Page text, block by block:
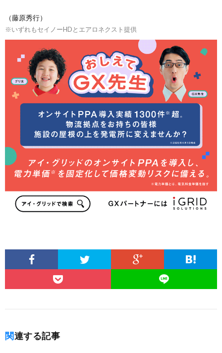
（藤原秀行）
※いずれもセイノーHDとエアロネクスト提供
関連する記事